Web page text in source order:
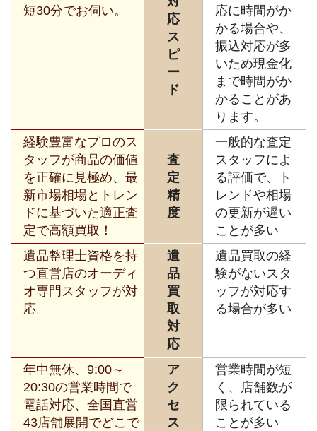
短30分でお伺い。
応
ス
ピ
ー
ド
応に時間がか
かる場合や、
振込対応が多
いため現金化
まで時間がか
かることがあ
ります。
経験豊富なプロのス
タッフが商品の価値
を正確に見極め、最
新市場相場とトレン
ドに基づいた適正査
定で高額買取！
査
定
精
度
一般的な査定
スタッフによ
る評価で、ト
レンドや相場
の更新が遅い
ことが多い
遺品整理士資格を持
つ直営店のオーディ
オ専門スタッフが対
応。
遺
品
買
取
対
応
遺品買取の経
験がないスタ
ッフが対応す
る場合が多い
年中無休、9:00～
20:30の営業時間で
電話対応、全国直営
43店舗展開でどこで
ア
ク
セ
ス
営業時間が短
く、店舗数が
限られている
ことが多い